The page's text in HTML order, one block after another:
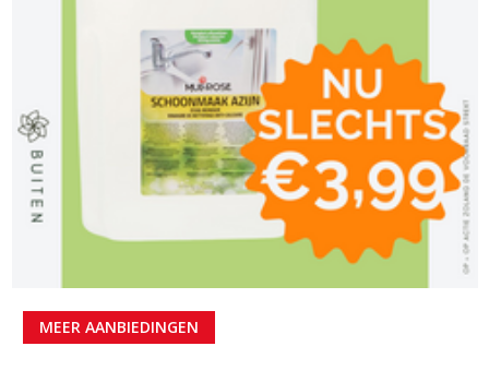
MEER AANBIEDINGEN